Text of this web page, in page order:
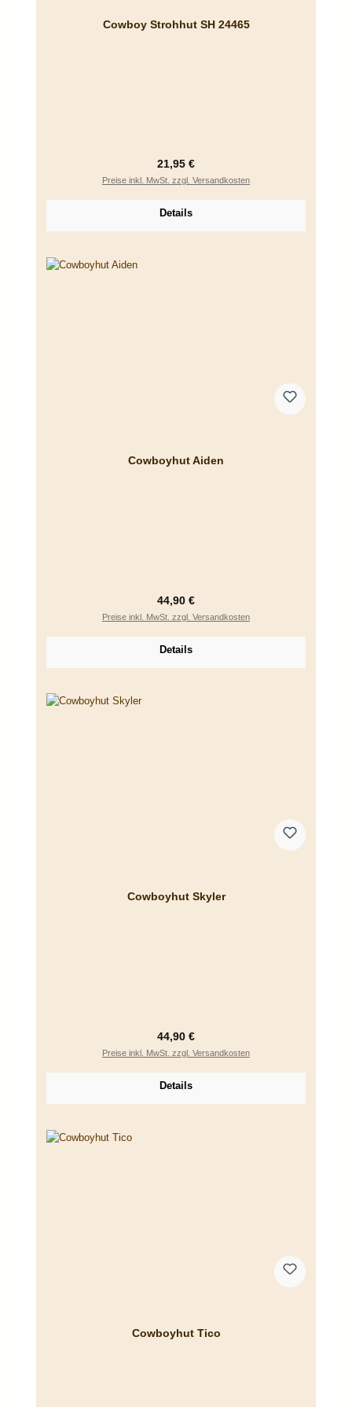
Cowboy Strohhut SH 24465
Regulärer Preis:
21,95 €
Preise inkl. MwSt. zzgl. Versandkosten
Details
Cowboyhut Aiden
Regulärer Preis:
44,90 €
Preise inkl. MwSt. zzgl. Versandkosten
Details
Cowboyhut Skyler
Regulärer Preis:
44,90 €
Preise inkl. MwSt. zzgl. Versandkosten
Details
Cowboyhut Tico